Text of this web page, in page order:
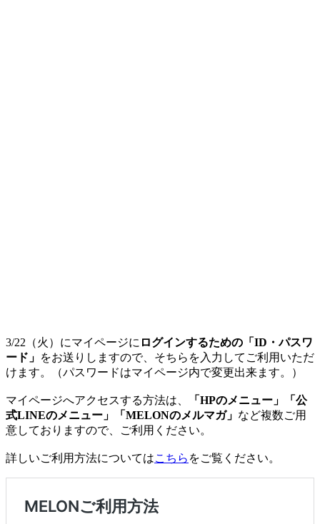
3/22（火）にマイページに ログインするための「ID・パスワ
ード」 をお送りしますので、そちらを入力してご利用いただ
けます。（パスワードはマイページ内で変更出来ます。）
マイページへアクセスする方法は、
「HPのメニュー」「公
式LINEのメニュー」「MELONのメルマガ」 など複数ご用
意しておりますので、ご利用ください。
詳しいご利用方法についてはこちら をご覧ください。